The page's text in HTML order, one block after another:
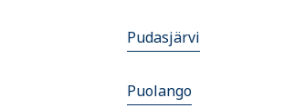
Pudasjärvi
Puolango